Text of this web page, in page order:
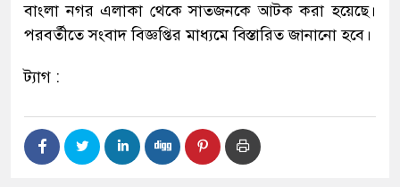
বাংলা নগর এলাকা থেকে সাতজনকে আটক করা হয়েছে।
পরবর্তীতে সংবাদ বিজ্ঞপ্তির মাধ্যমে বিস্তারিত জানানো হবে।
ট্যাগ :